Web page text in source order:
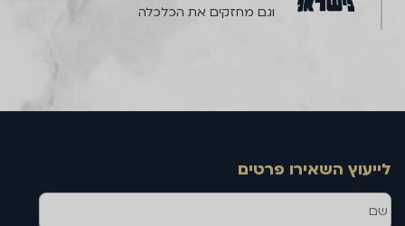
וגם מחזקים את הכלכלה
לייעוץ השאירו פרטים
שם
טלפון
דוא''ל